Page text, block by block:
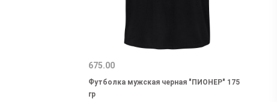
675.00
Футболка мужская черная "ПИОНЕР" 175
гр